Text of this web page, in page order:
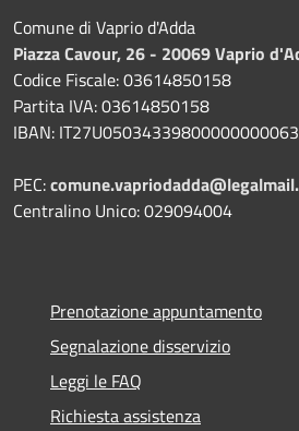
Comune di Vaprio d'Adda
Piazza Cavour, 26 - 20069 Vaprio
Codice Fiscale: 03614850158
Partita IVA: 03614850158
IBAN:
PEC:
Centralino Unico: 029094004
Prenotazione appuntamento
Segnalazione disservizio
Leggi le FAQ
Richiesta assistenza